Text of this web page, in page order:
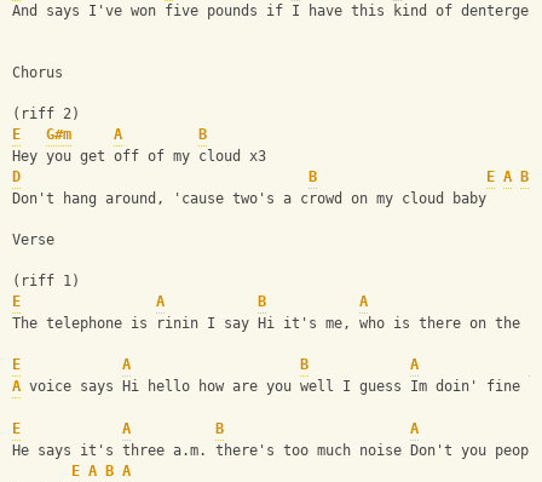
And says I've won five pounds if I have this kind of
Chorus
(riff 2)
E
G#m A
B
Hey you get off of my cloud x3
D
B E A B
Don't hang around, 'cause two's a crowd on my cloud baby
Verse
(riff 1)
E
A B
A
The telephone is rinin I say Hi it's me, who is there on the
E A B A
A voice says Hi hello how are you well I guess Im doin' fine
E A B
A
He says it's three a.m. there's too much noise Don't you
E A B A